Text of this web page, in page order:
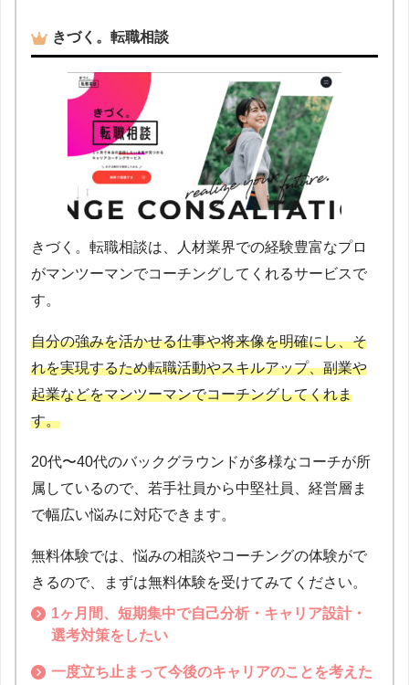
きづく。転職相談
きづく。転職相談は、人材業界での経験豊富なプロ
がマンツーマンでコーチングしてくれるサービスで
す。
自分の強みを活かせる仕事や将来像を明確にし、そ
れを実現するため転職活動やスキルアップ、副業や
起業などをマンツーマンでコーチングしてくれま
す。
20代〜40代のバックグラウンドが多様なコーチが所
属しているので、若手社員から中堅社員、経営層ま
で幅広い悩みに対応できます。
無料体験では、悩みの相談やコーチングの体験がで
きるので、まずは無料体験を受けてみてください。
1ヶ月間、短期集中で自己分析・キャリア設計・
選考対策をしたい
一度立ち止まって今後のキャリアのことを考えた